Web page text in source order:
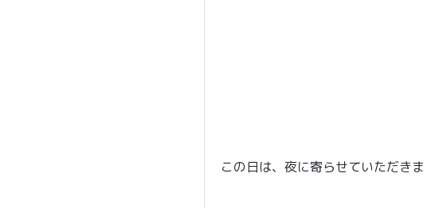
この日は、夜に寄らせていただきま